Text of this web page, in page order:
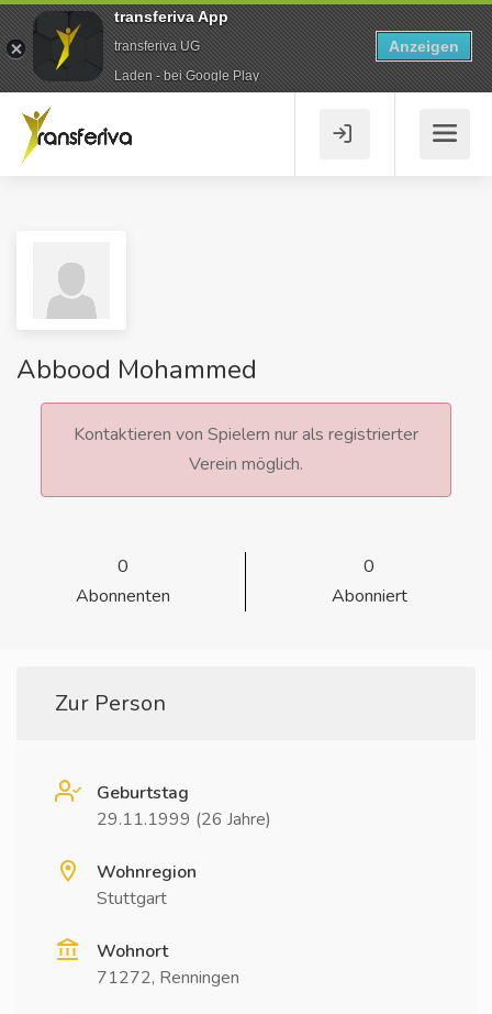
Abbood Mohammed
Kontaktieren von Spielern nur als registrierter
Verein möglich.
0
Abonnenten
0
Abonniert
Zur Person
Geburtstag
29.11.1999 (26 Jahre)
Wohnregion
Stuttgart
Wohnort
71272, Renningen
transferiva App
transferiva UG
Laden - bei Google Play
Anzeigen